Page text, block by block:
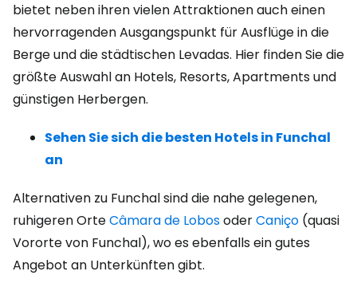
bietet neben ihren vielen Attraktionen auch einen
hervorragenden Ausgangspunkt für Ausflüge in die
Berge und die städtischen Levadas. Hier finden Sie die
größte Auswahl an Hotels, Resorts, Apartments und
günstigen Herbergen.
Sehen Sie sich die besten Hotels in Funchal
an
Alternativen zu Funchal sind die nahe gelegenen,
ruhigeren OrteCâmara de LobosoderCaniço (quasi
Vororte von Funchal), wo es ebenfalls ein gutes
Angebot an Unterkünften gibt.